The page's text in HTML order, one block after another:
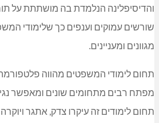
והדיסיפלינה הנלמדת בה מושתתת על
שורשים עמוקים וענפים כך שלימודי
מגוונים ומעניינים.
תחום לימודי המשפטים מהווה פלטפורמה
מפתח רבים מתחומים שונים ומאפשר
תחום לימודים זה עיקרו צדק, אתגר